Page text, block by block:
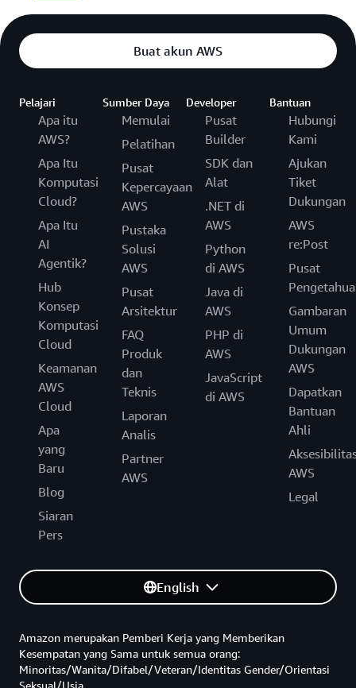
Buat akun AWS
Pelajari
Apa itu
AWS?
Apa Itu
Komputasi
Cloud?
Apa Itu
AI
Agentik?
Hub
Konsep
Komputasi
Cloud
Keamanan
AWS
Cloud
Apa
yang
Baru
Blog
Siaran
Pers
Sumber Daya
Memulai
Pelatihan
Pusat
Kepercayaan
AWS
Pustaka
Solusi
AWS
Pusat
Arsitektur
FAQ
Produk
dan
Teknis
Laporan
Analis
Partner
AWS
Developer
Pusat
Builder
SDK dan
Alat
.NET di
AWS
Python
di AWS
Java di
AWS
PHP di
AWS
JavaScript
di AWS
Bantuan
Hubungi
Kami
Ajukan
Tiket
Dukungan
AWS
re:Post
Pusat
Gambaran
Umum
Dukungan
AWS
Dapatkan
Bantuan
Ahli
AWS
Legal
English
Amazon merupakan Pemberi Kerja yang Memberikan
Kesempatan yang Sama untuk semua orang:
Minoritas/Wanita/Difabel/Veteran/Identitas Gender/Orientasi